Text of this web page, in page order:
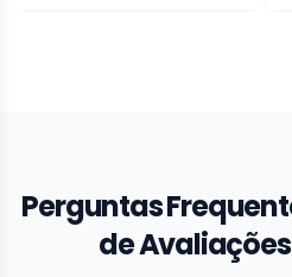
Perguntas
de